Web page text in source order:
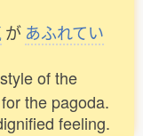
が あふれてい
of the
the pagoda.
feeling.